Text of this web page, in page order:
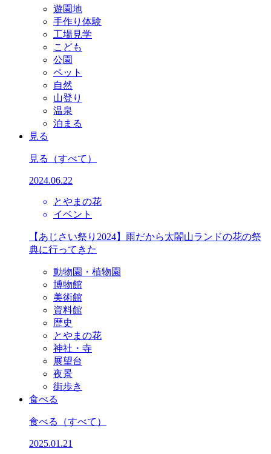
遊園地
手作り体験
工場見学
こども
公園
ペット
自然
山登り
温泉
泊まる
見る
見る （すべて）
2024.06.22
とやまの花
イベント
【あじさい祭り2024】雨だから太閤山ランドの花の祭
典に行ってきた
動物園・植物園
博物館
美術館
資料館
歴史
とやまの花
神社・寺
展望台
夜景
街歩き
食べる
食べる （すべて）
2025.01.21